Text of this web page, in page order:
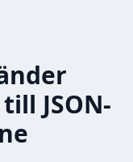
JSON-